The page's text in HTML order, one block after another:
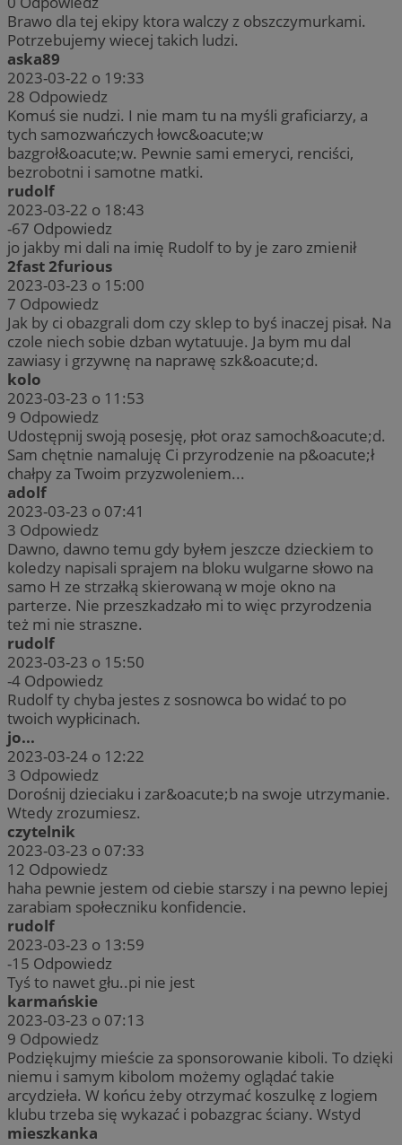
Brawo dla tej ekipy ktora walczy z obszczymurkami.
Potrzebujemy wiecej takich ludzi.
aska89
2023-03-22 o 19:33
28 Odpowiedz
Komuś sie nudzi. I nie mam tu na myśli graficiarzy, a
tych samozwańczych łowc&oacute;w
bazgroł&oacute;w. Pewnie sami emeryci, renciści,
bezrobotni i samotne matki.
rudolf
2023-03-22 o 18:43
-67 Odpowiedz
jo jakby mi dali na imię Rudolf to by je zaro zmienił
2fast 2furious
2023-03-23 o 15:00
7 Odpowiedz
Jak by ci obazgrali dom czy sklep to byś inaczej pisał. Na
czole niech sobie dzban wytatuuje. Ja bym mu dal
zawiasy i grzywnę na naprawę szk&oacute;d.
kolo
2023-03-23 o 11:53
9 Odpowiedz
Udostępnij swoją posesję, płot oraz samoch&oacute;d.
Sam chętnie namaluję Ci przyrodzenie na p&oacute;ł
chałpy za Twoim przyzwoleniem...
adolf
2023-03-23 o 07:41
3 Odpowiedz
Dawno, dawno temu gdy byłem jeszcze dzieckiem to
koledzy napisali sprajem na bloku wulgarne słowo na
samo H ze strzałką skierowaną w moje okno na
parterze. Nie przeszkadzało mi to więc przyrodzenia
też mi nie straszne.
rudolf
2023-03-23 o 15:50
-4 Odpowiedz
Rudolf ty chyba jestes z sosnowca bo widać to po
twoich wypłicinach.
jo...
2023-03-24 o 12:22
3 Odpowiedz
Dorośnij dzieciaku i zar&oacute;b na swoje utrzymanie.
Wtedy zrozumiesz.
czytelnik
2023-03-23 o 07:33
12 Odpowiedz
haha pewnie jestem od ciebie starszy i na pewno lepiej
zarabiam społeczniku konfidencie.
rudolf
2023-03-23 o 13:59
-15 Odpowiedz
Tyś to nawet głu..pi nie jest
karmańskie
2023-03-23 o 07:13
9 Odpowiedz
Podziękujmy mieście za sponsorowanie kiboli. To dzięki
niemu i samym kibolom możemy oglądać takie
arcydzieła. W końcu żeby otrzymać koszulkę z logiem
klubu trzeba się wykazać i pobazgrac ściany. Wstyd
mieszkanka